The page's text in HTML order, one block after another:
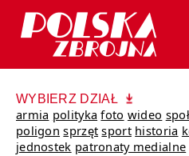
WYBIERZ DZIAŁ
armia polityka foto wideo
poligon sprzęt sport historia
jednostek patronaty medialne